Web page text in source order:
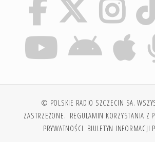
© POLSKIE RADIO SZCZECIN SA.
ZASTRZEŻONE. REGULAMIN KORZYSTANIA Z
PRYWATNOŚCI BIULETYN INFORMACJI